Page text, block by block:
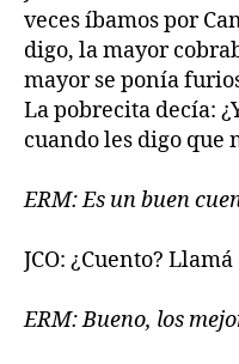
veces íbamos por
digo, la mayor
mayor se ponía
La pobrecita decía:
cuando les digo que
ERM: Es un buen
JCO: ¿Cuento?
ERM: Bueno, los